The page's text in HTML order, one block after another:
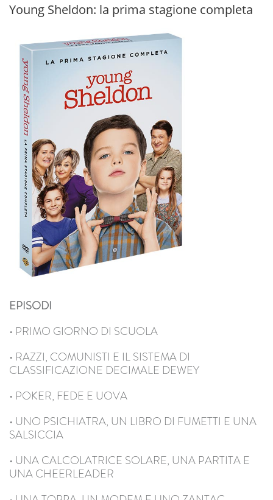
Young Sheldon: la prima stagione completa
EPISODI
• PRIMO GIORNO DI SCUOLA
• RAZZI, COMUNISTI E IL SISTEMA DI
CLASSIFICAZIONE DECIMALE DEWEY
• POKER, FEDE E UOVA
• UNO PSICHIATRA, UN LIBRO DI FUMETTI E UNA
SALSICCIA
• UNA CALCOLATRICE SOLARE, UNA PARTITA E
UNA CHEERLEADER